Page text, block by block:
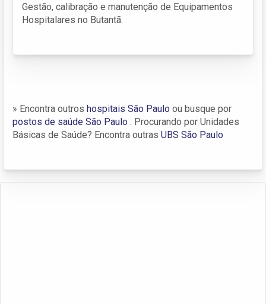
Gestão, calibração e manutenção de Equipamentos
Hospitalares no Butantã.
» Encontra outros hospitais São Paulo ou busque por
postos de saúde São Paulo . Procurando por Unidades
Básicas de Saúde? Encontra outras UBS São Paulo